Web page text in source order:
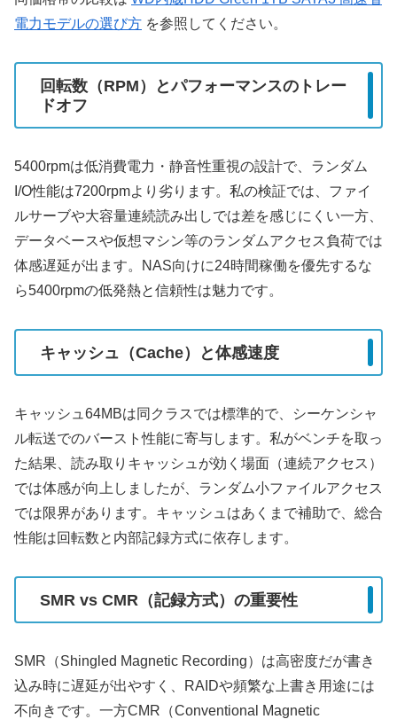
電力モデルの選び方 を参照してください。
回転数（RPM）とパフォーマンスのトレー
ドオフ
5400rpmは低消費電力・静音性重視の設計で、ランダム
I/O性能は7200rpmより劣ります。私の検証では、ファイ
ルサーブや大容量連続読み出しでは差を感じにくい一方、
データベースや仮想マシン等のランダムアクセス負荷では
体感遅延が出ます。NAS向けに24時間稼働を優先するな
ら5400rpmの低発熱と信頼性は魅力です。
キャッシュ（Cache）と体感速度
キャッシュ64MBは同クラスでは標準的で、シーケンシャ
ル転送でのバースト性能に寄与します。私がベンチを取っ
た結果、読み取りキャッシュが効く場面（連続アクセス）
では体感が向上しましたが、ランダム小ファイルアクセス
では限界があります。キャッシュはあくまで補助で、総合
性能は回転数と内部記録方式に依存します。
SMR vs CMR（記録方式）の重要性
SMR（Shingled Magnetic Recording）は高密度だが書き
込み時に遅延が出やすく、RAIDや頻繁な上書き用途には
不向きです。一方CMR（Conventional Magnetic